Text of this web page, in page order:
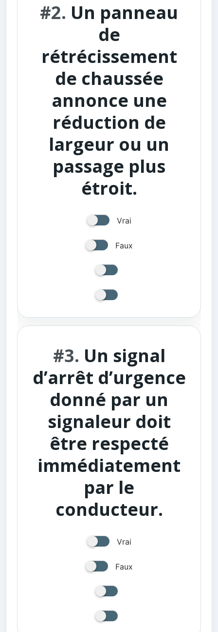
#2. Un panneau
de
rétrécissement
de chaussée
annonce une
réduction de
largeur ou un
passage plus
étroit.
Vrai
Faux
#3. Un signal
d’arrêt d’urgence
donné par un
signaleur doit
être respecté
immédiatement
par le
conducteur.
Vrai
Faux